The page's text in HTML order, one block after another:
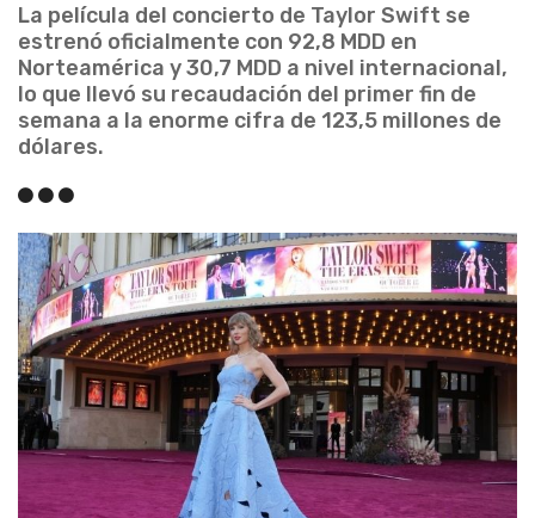
La película del concierto de Taylor Swift se
estrenó oficialmente con 92,8 MDD en
Norteamérica y 30,7 MDD a nivel internacional,
lo que llevó su recaudación del primer fin de
semana a la enorme cifra de 123,5 millones de
dólares.